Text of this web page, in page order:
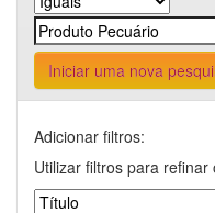
Iniciar uma nova
Adicionar filtros:
Utilizar filtros para